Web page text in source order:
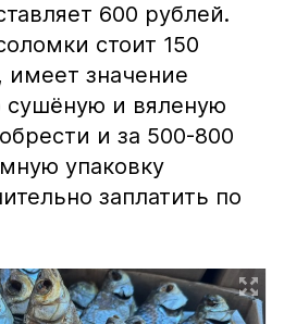
600 рублей.
стоит 150
имеет значение
сушёную и вяленую
и за 500-800
упаковку
заплатить по